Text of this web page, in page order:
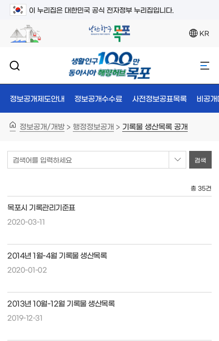
이 누리집은 대한민국 공식 전자정부 누리집입니다.
KR
정보공개제도안내 정보공개수수료 사전정보공표목록 비공개
정보공개/개방 > 행정정보공개 > 기록물 생산목록 공개
검색어를 입력하세요
총 35건
목포시 기록관리기준표
2020-03-11
2014년 1월-4월 기록물 생산목록
2020-01-02
2013년 10월-12월 기록물 생산목록
2019-12-31